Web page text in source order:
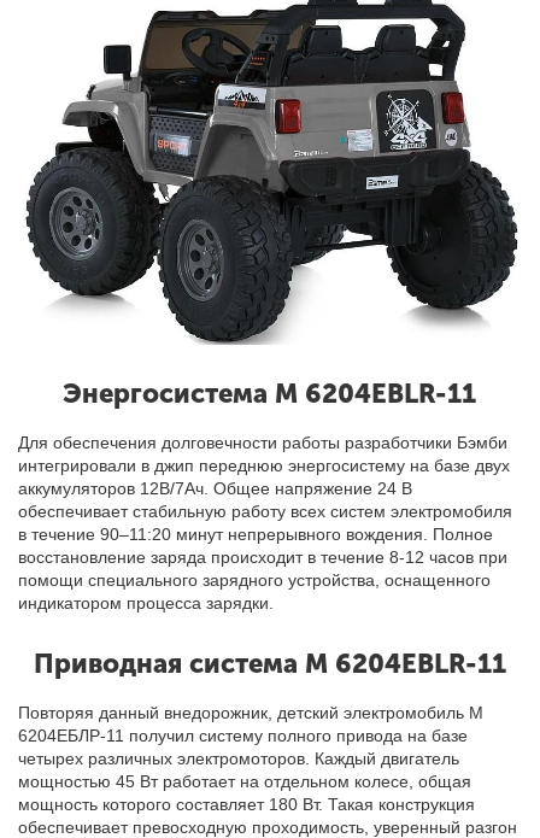
Энергосистема М 6204EBLR-11
Для обеспечения долговечности работы разработчики Бэмби
интегрировали в джип переднюю энергосистему на базе двух
аккумуляторов 12В/7Ач. Общее напряжение 24 В
обеспечивает стабильную работу всех систем электромобиля
в течение 90–11:20 минут непрерывного вождения. Полное
восстановление заряда происходит в течение 8-12 часов при
помощи специального зарядного устройства, оснащенного
индикатором процесса зарядки.
Приводная система М 6204EBLR-11
Повторяя данный внедорожник, детский электромобиль М
6204ЕБЛР-11 получил систему полного привода на базе
четырех различных электромоторов. Каждый двигатель
мощностью 45 Вт работает на отдельном колесе, общая
мощность которого составляет 180 Вт. Такая конструкция
обеспечивает превосходную проходимость, уверенный разгон